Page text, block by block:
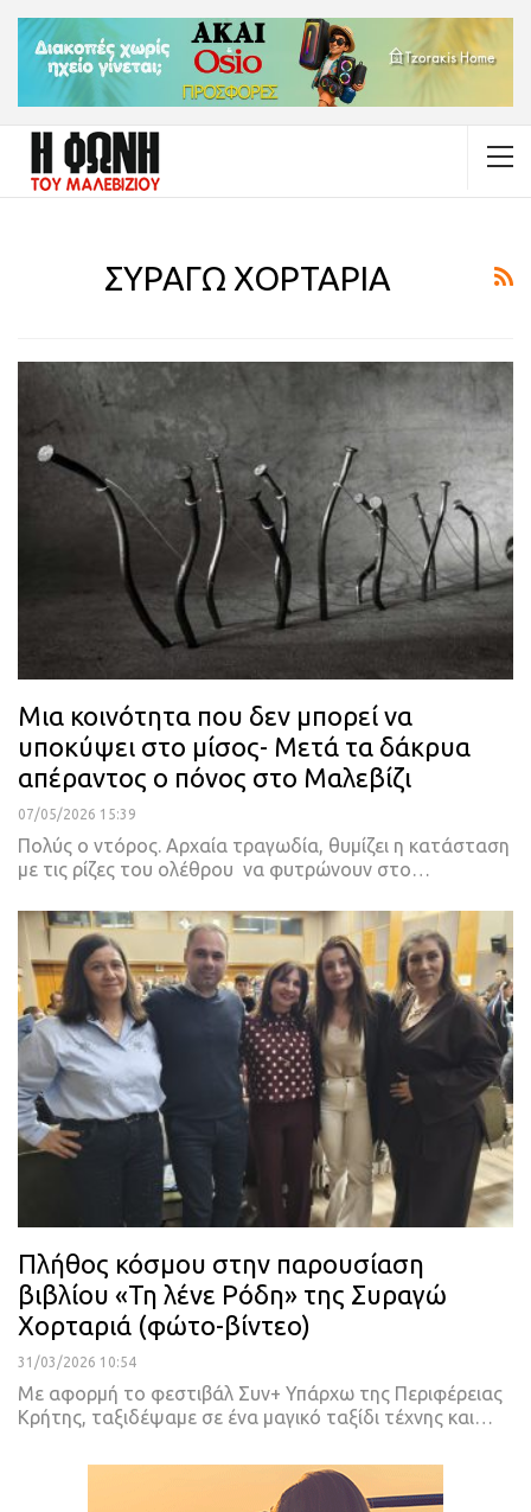
ΣΥΡΑΓΩ ΧΟΡΤΑΡΙΑ
Μια κοινότητα που δεν μπορεί να
υποκύψει στο μίσος- Μετά τα δάκρυα
απέραντος ο πόνος στο Μαλεβίζι
07/05/2026 15:39
Πολύς ο ντόρος. Αρχαία τραγωδία, θυμίζει η κατάσταση
με τις ρίζες του ολέθρου να φυτρώνουν στο…
Πλήθος κόσμου στην παρουσίαση
βιβλίου «Τη λένε Ρόδη» της Συραγώ
Χορταριά (φώτο-βίντεο)
31/03/2026 10:54
Με αφορμή το φεστιβάλ Συν+ Υπάρχω της Περιφέρειας
Κρήτης, ταξιδέψαμε σε ένα μαγικό ταξίδι τέχνης και…